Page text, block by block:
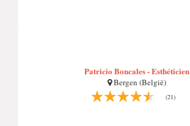
Patricio Boncales - Esthéticien
Bergen (België)
(21)